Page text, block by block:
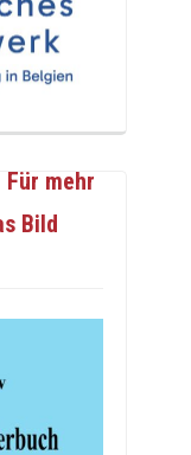
mehr
Bild